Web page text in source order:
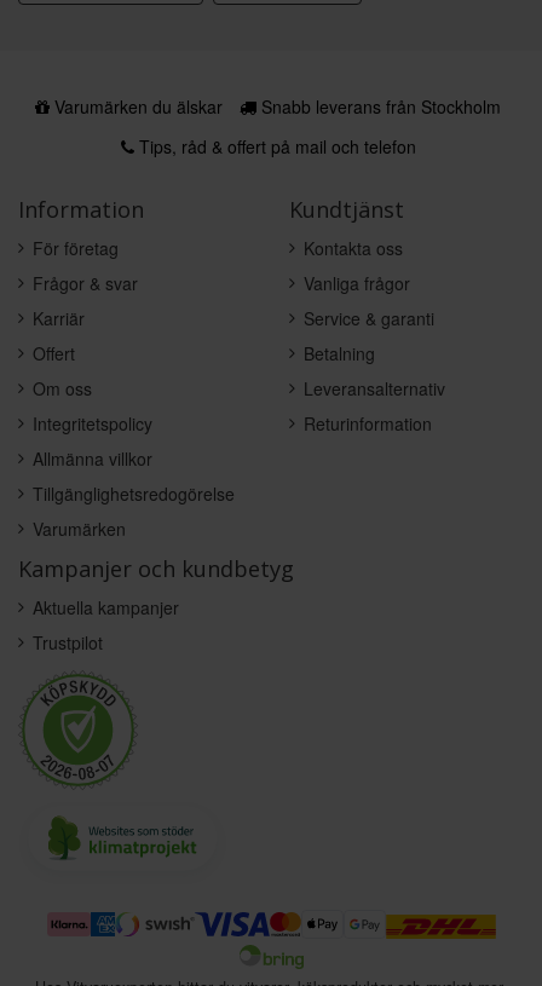
Varumärken du älskar
Snabb leverans från Stockholm
Tips, råd & offert på mail och telefon
Information
För företag
Frågor & svar
Karriär
Offert
Om oss
Integritetspolicy
Allmänna villkor
Tillgänglighetsredogörelse
Varumärken
Kundtjänst
Kontakta oss
Vanliga frågor
Service & garanti
Betalning
Leveransalternativ
Returinformation
Kampanjer och kundbetyg
Aktuella kampanjer
Trustpilot